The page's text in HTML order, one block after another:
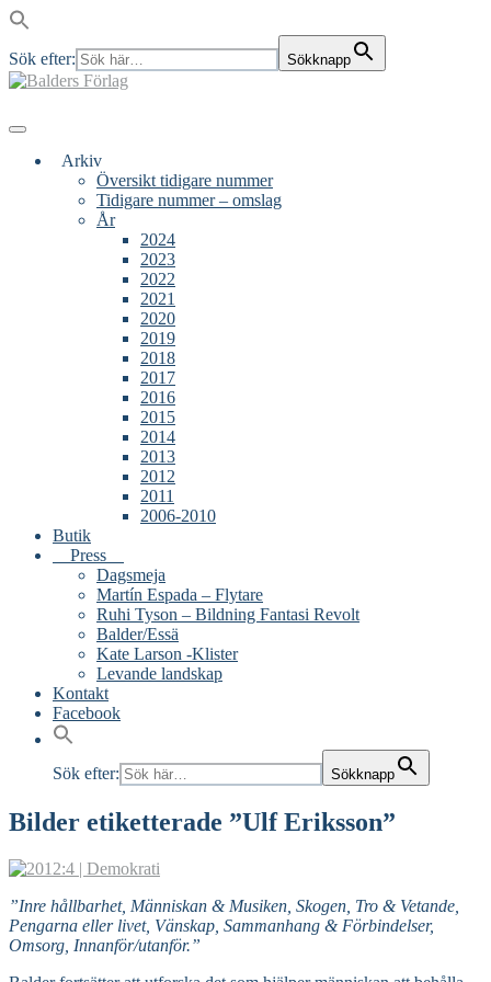
Sök efter: Sökknapp
Skip
Menu
Arkiv
Översikt tidigare nummer
Tidigare nummer – omslag
År
2024
2023
2022
2021
2020
2019
2018
2017
2016
2015
2014
2013
2012
2011
2006-2010
Butik
Press
Dagsmeja
Martín Espada – Flytare
Ruhi Tyson – Bildning Fantasi Revolt
Balder/Essä
Kate Larson -Klister
Levande landskap
Kontakt
Facebook
Sök efter: Sökknapp
Bilder etiketterade ”Ulf Eriksson”
”Inre hållbarhet, Människan & Musiken, Skogen, Tro & Vetande,
Pengarna eller livet, Vänskap, Sammanhang & Förbindelser,
Omsorg, Innanför/utanför.”